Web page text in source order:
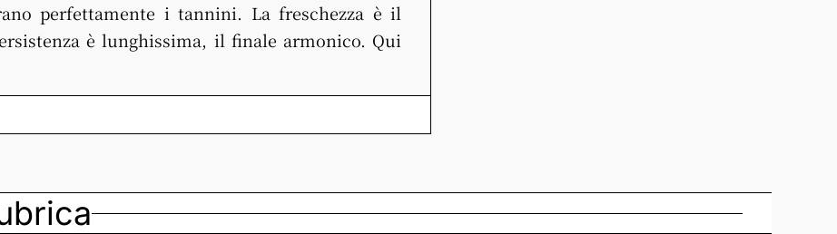
perfettamente i tannini. La freschezza è il
è lunghissima, il finale armonico. Qui